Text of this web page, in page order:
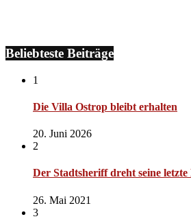
Beliebteste Beiträge
1
Die Villa Ostrop bleibt erhalten
20. Juni 2026
2
Der Stadtsheriff dreht seine
26. Mai 2021
3